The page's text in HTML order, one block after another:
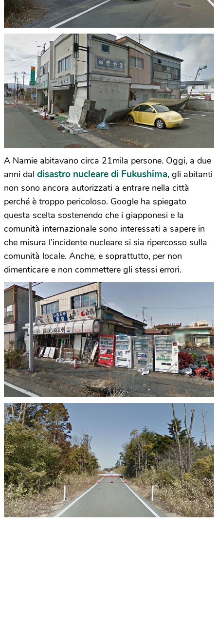
A Namie abitavano circa 21mila persone. Oggi, a due
anni dal disastro nucleare di Fukushima, gli abitanti
non sono ancora autorizzati a entrare nella città
perché è troppo pericoloso. Google ha spiegato
questa scelta sostenendo che i giapponesi e la
comunità internazionale sono interessati a sapere in
che misura l’incidente nucleare si sia ripercosso sulla
comunità locale. Anche, e soprattutto, per non
dimenticare e non commettere gli stessi errori.